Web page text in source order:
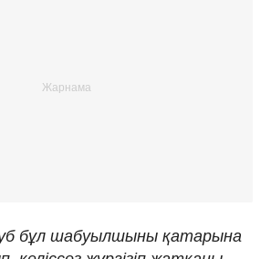
бұл шабуылшыны қатарына